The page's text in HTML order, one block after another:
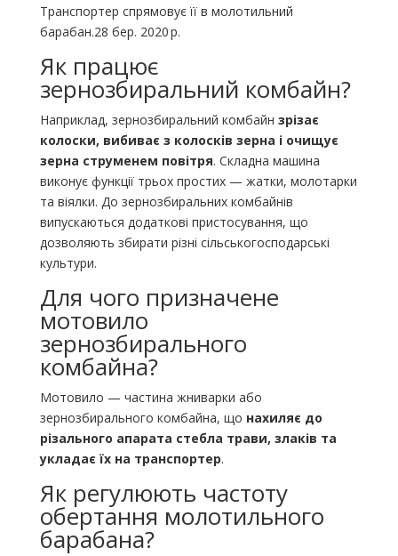
Транспортер спрямовує її в молотильний
барабан.28 бер. 2020 р.
Як працює
зернозбиральний комбайн?
Наприклад, зернозбиральний комбайн зрізає
колоски, вибиває з колосків зерна і очищує
зерна струменем повітря. Складна машина
виконує функції трьох простих — жатки, молотарки
та віялки. До зернозбиральних комбайнів
випускаються додаткові пристосування, що
дозволяють збирати різні сільськогосподарські
культури.
Для чого призначене
мотовило
зернозбирального
комбайна?
Мотовило — частина жниварки або
зернозбирального комбайна, що нахиляє до
різального апарата стебла трави, злаків та
укладає їх на транспортер.
Як регулюють частоту
обертання молотильного
барабана?